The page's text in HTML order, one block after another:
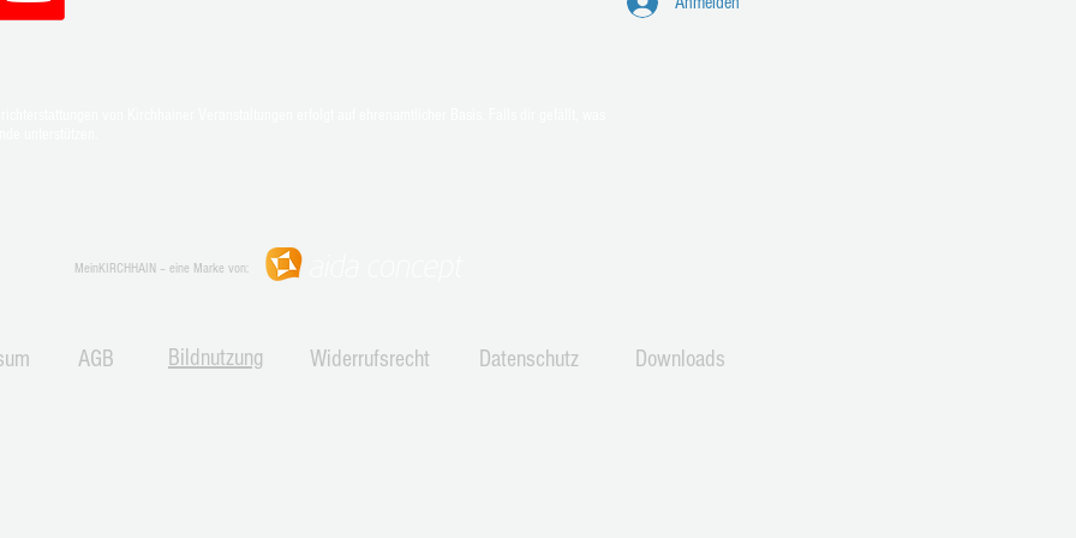
MeinKIRCHHAIN – eine Marke von:
AGB Bildnutzung Widerrufsrecht Datenschutz Downloads